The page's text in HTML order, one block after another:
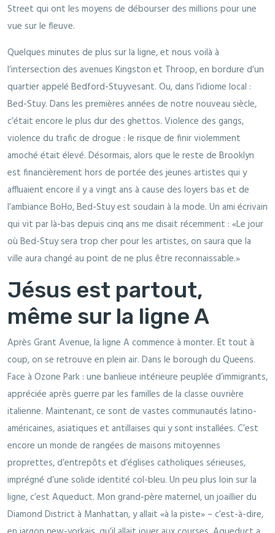
Street qui ont les moyens de débourser des millions pour une
vue sur le fleuve.
Quelques minutes de plus sur la ligne, et nous voilà à
l’intersection des avenues Kingston et Throop, en bordure d’un
quartier appelé Bedford-Stuyvesant. Ou, dans l’idiome local :
Bed-Stuy. Dans les premières années de notre nouveau siècle,
c’était encore le plus dur des ghettos. Violence des gangs,
violence du trafic de drogue : le risque de finir violemment
amoché était élevé. Désormais, alors que le reste de Brooklyn
est financièrement hors de portée des jeunes artistes qui y
affluaient encore il y a vingt ans à cause des loyers bas et de
l’ambiance BoHo, Bed-Stuy est soudain à la mode. Un ami écrivain
qui vit par là-bas depuis cinq ans me disait récemment : «Le jour
où Bed-Stuy sera trop cher pour les artistes, on saura que la
ville aura changé au point de ne plus être reconnaissable.»
Jésus est partout,
même sur la ligne A
Après Grant Avenue, la ligne A commence à monter. Et tout à
coup, on se retrouve en plein air. Dans le borough du Queens.
Face à Ozone Park : une banlieue intérieure peuplée d’immigrants,
appréciée après guerre par les familles de la classe ouvrière
italienne. Maintenant, ce sont de vastes communautés latino-
américaines, asiatiques et antillaises qui y sont installées. C’est
encore un monde de rangées de maisons mitoyennes
proprettes, d’entrepôts et d’églises catholiques sérieuses,
imprégné d’une solide identité col-bleu. Un peu plus loin sur la
ligne, c’est Aqueduct. Mon grand-père maternel, un joaillier du
Diamond District à Manhattan, y allait «à la piste» – c’est-à-dire,